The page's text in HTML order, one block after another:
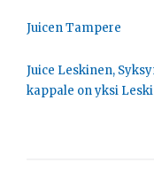
Juicen Tampere
Juice Leskinen,
kappale on yksi